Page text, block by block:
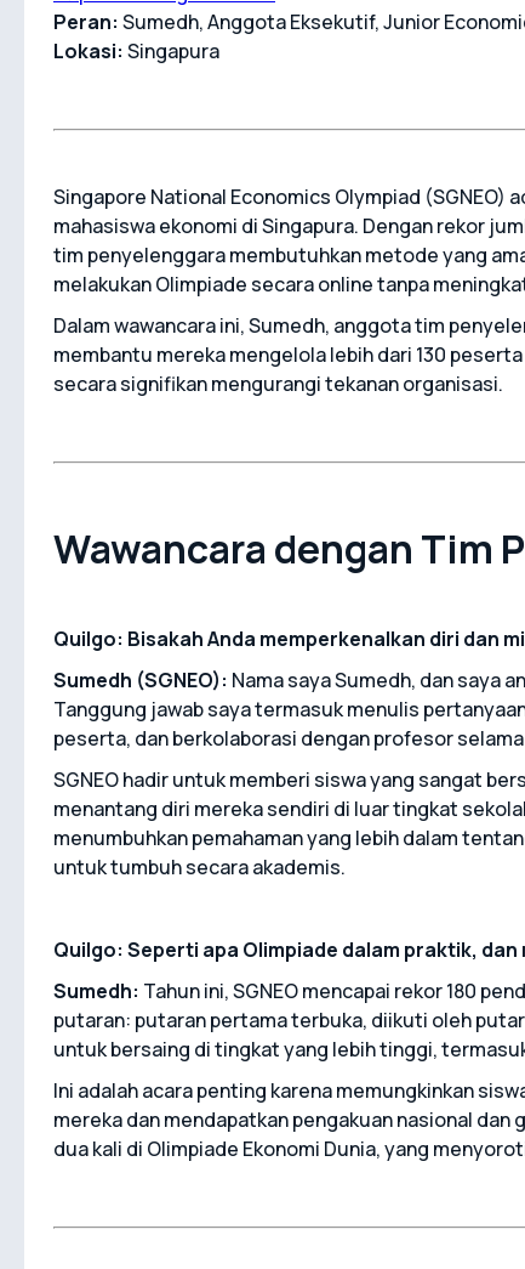
Peran: Sumedh, Anggota Eksekutif, Junior
Lokasi: Singapura
Singapore National Economics Olympiad (SGNEO)
mahasiswa ekonomi di Singapura. Dengan rekor
tim penyelenggara membutuhkan metode yang
melakukan Olimpiade secara online tanpa
Dalam wawancara ini, Sumedh, anggota tim
membantu mereka mengelola lebih dari 130
secara signifikan mengurangi tekanan organisasi.
Wawancara dengan Tim
Quilgo: Bisakah Anda memperkenalkan diri dan
Sumedh (SGNEO): Nama saya Sumedh, dan saya
Tanggung jawab saya termasuk menulis
peserta, dan berkolaborasi dengan profesor
SGNEO hadir untuk memberi siswa yang sangat
menantang diri mereka sendiri di luar tingkat
menumbuhkan pemahaman yang lebih dalam
untuk tumbuh secara akademis.
Quilgo: Seperti apa Olimpiade dalam praktik,
Sumedh: Tahun ini, SGNEO mencapai rekor 180
putaran: putaran pertama terbuka, diikuti oleh
untuk bersaing di tingkat yang lebih tinggi,
Ini adalah acara penting karena memungkinkan
mereka dan mendapatkan pengakuan nasional
dua kali di Olimpiade Ekonomi Dunia, yang